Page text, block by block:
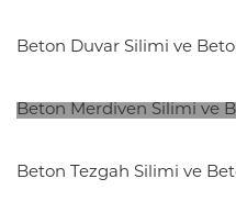
Beton Duvar Silimi ve
Beton Merdiven Silimi ve
Beton Tezgah Silimi ve